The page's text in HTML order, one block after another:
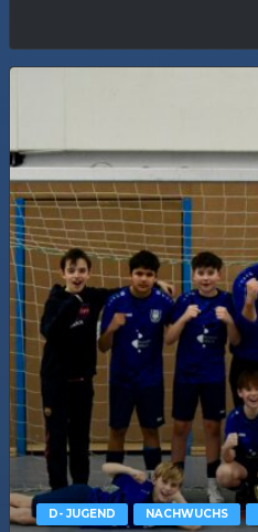
D- JUGEND NACHWUCHS